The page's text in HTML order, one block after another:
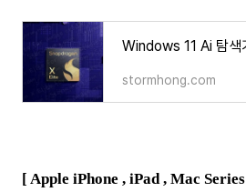
stormhong.com
[ Apple iPhone , iPad , Mac Series